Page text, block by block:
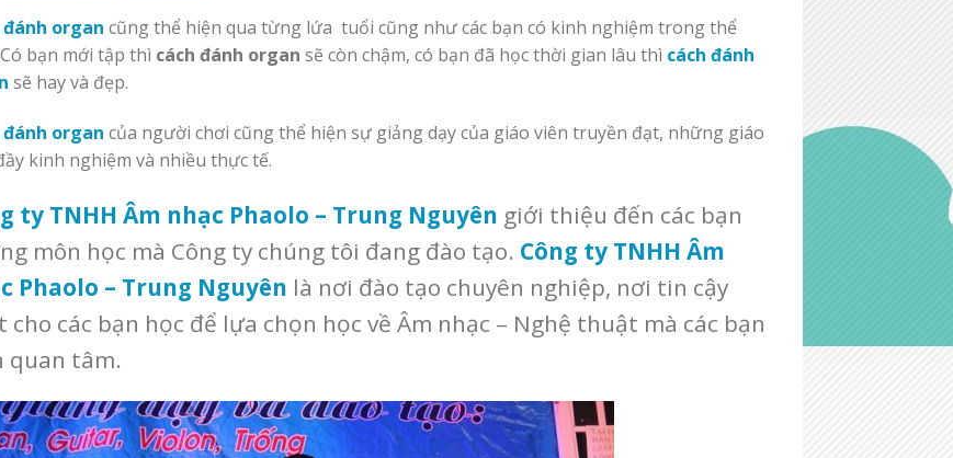
đánh organ cũng thể hiện qua từng lứa tuổi cũng như các bạn có kinh nghiệm trong thể
bạn mới tập thì cách đánh organ sẽ còn chậm, có bạn đã học thời gian lâu thì cách đánh
sẽ hay và đẹp.
đánh organ của người chơi cũng thể hiện sự giảng dạy của giáo viên truyền đạt, những giáo
kinh nghiệm và nhiều thực tế.
ty TNHH Âm nhạc Phaolo – Trung Nguyên giới thiệu đến các bạn
môn học mà Công ty chúng tôi đang đào tạo. Công ty TNHH Âm
Phaolo – Trung Nguyên là nơi đào tạo chuyên nghiệp, nơi tin cậy
cho các bạn học để lựa chọn học về Âm nhạc – Nghệ thuật mà các bạn
quan tâm.